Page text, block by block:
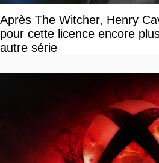
Après The Witcher, Henry
pour cette licence encore
autre série